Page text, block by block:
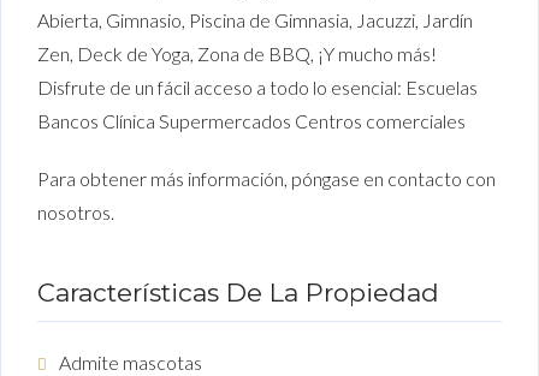
Abierta, Gimnasio, Piscina de Gimnasia, Jacuzzi, Jardín
Zen, Deck de Yoga, Zona de BBQ, ¡Y mucho más!
Disfrute de un fácil acceso a todo lo esencial: Escuelas
Bancos Clínica Supermercados Centros comerciales
Para obtener más información, póngase en contacto con
nosotros.
Características De La Propiedad
Admite mascotas